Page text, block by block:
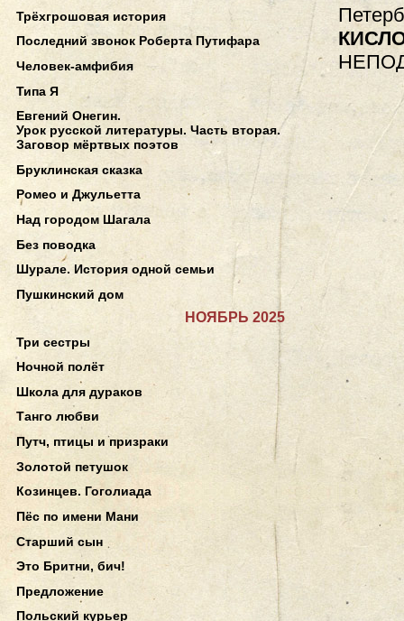
Трёхгрошовая история
Последний звонок Роберта Путифара
Человек-амфибия
Типа Я
Евгений Онегин.
Урок русской литературы. Часть вторая.
Заговор мёртвых поэтов
Бруклинская сказка
Ромео и Джульетта
Над городом Шагала
Без поводка
Шурале. История одной семьи
Пушкинский дом
НОЯБРЬ 2025
Три сестры
Ночной полёт
Школа для дураков
Танго любви
Путч, птицы и призраки
Золотой петушок
Козинцев. Гоголиада
Пёс по имени Мани
Старший сын
Это Бритни, бич!
Предложение
Польский курьер